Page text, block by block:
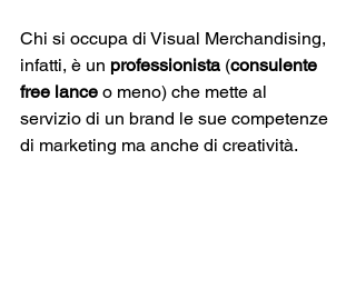
Chi si occupa di Visual Merchandising,
infatti, è un professionista (consulente
free lance o meno) che mette al
servizio di un brand le sue competenze
di marketing ma anche di creatività.